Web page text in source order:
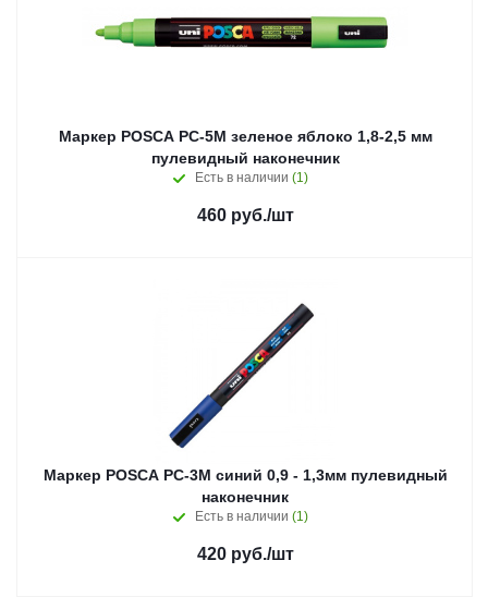
Маркер POSCA PC-5M зеленое яблоко 1,8-2,5 мм
пулевидный наконечник
Есть в наличии (1)
460руб./шт
Маркер POSCA PC-3M синий 0,9 - 1,3мм пулевидный
наконечник
Есть в наличии (1)
420руб./шт